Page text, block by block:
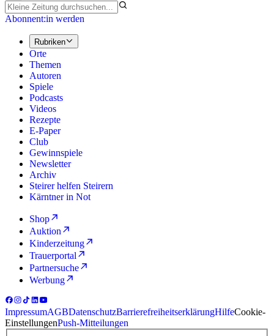
Abonnent:in werden
Rubriken
Orte
Themen
Autoren
Spiele
Podcasts
Videos
Rezepte
E-Paper
Club
Gewinnspiele
Newsletter
Archiv
Steirer helfen Steirern
Kärntner in Not
Shop
Auktion
Kinderzeitung
Trauerportal
Partnersuche
Werbung
ImpressumAGBDatenschutzBarrierefreiheitserklärungHilfeCookie-
EinstellungenPush-Mitteilungen